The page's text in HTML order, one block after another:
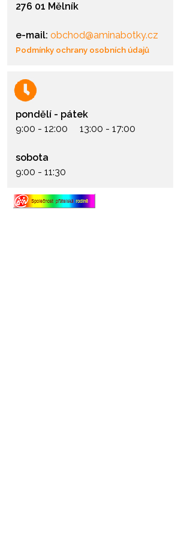
276 01 Mělník
e-mail: obchod@aminabotky.cz
Podmínky ochrany osobních údajů
pondělí - pátek
9:00 - 12:00 13:00 - 17:00
sobota
9:00 - 11:30